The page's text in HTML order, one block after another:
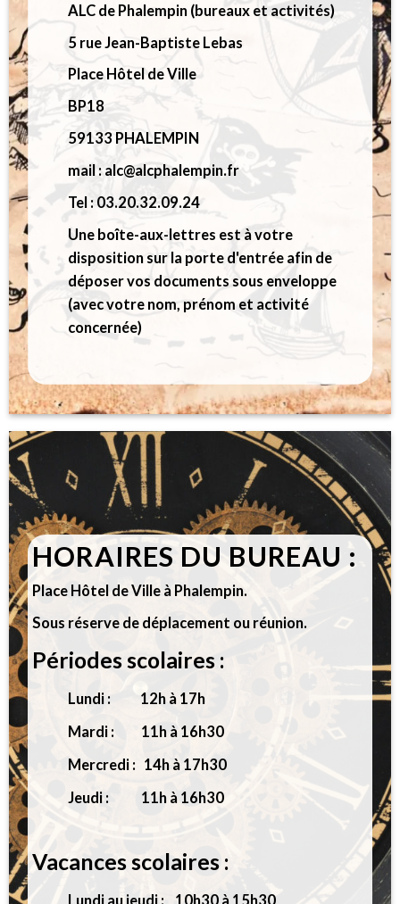
ALC de Phalempin (bureaux et activités)
5 rue Jean-Baptiste Lebas
Place Hôtel de Ville
BP18
59133 PHALEMPIN
mail : alc@alcphalempin.fr
Tel : 03.20.32.09.24
Une boîte-aux-lettres est à votre
disposition sur la porte d'entrée afin de
déposer vos documents sous enveloppe
(avec votre nom, prénom et activité
concernée)
HORAIRES DU BUREAU :
Place Hôtel de Ville à Phalempin.
Sous réserve de déplacement ou réunion.
Périodes scolaires :
Lundi : 12h à 17h
Mardi : 11h à 16h30
Mercredi : 14h à 17h30
Jeudi : 11h à 16h30
Vacances scolaires :